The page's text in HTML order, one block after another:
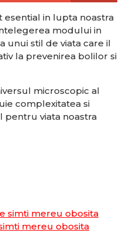
esential in lupta noastra
modului in
unui stil de viata care il
la prevenirea bolilor si
microscopic al
complexitatea si
pentru viata noastra
mereu obosita